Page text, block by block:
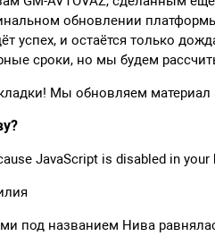
обновлении
успех, и остаётся только
сроки, но мы будем
Мы обновляем
JavaScript is disabled in your
под названием Нива